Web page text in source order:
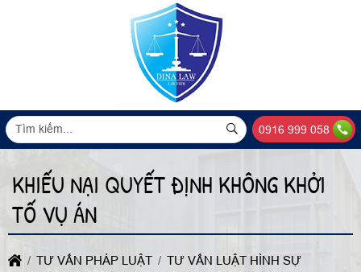
0916 999 058
KHIẾU NẠI QUYẾT ĐỊNH KHÔNG KHỞI
TỐ VỤ ÁN
TƯ VẤN PHÁP LUẬT
TƯ VẤN LUẬT HÌNH SỰ